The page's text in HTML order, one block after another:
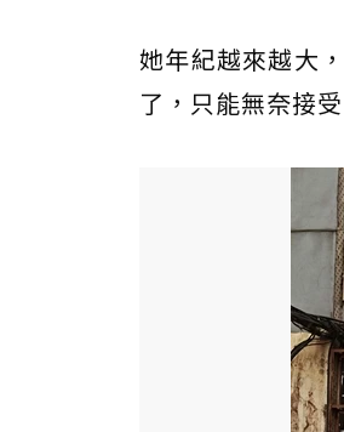
她年紀越來越大
了，只能無奈接